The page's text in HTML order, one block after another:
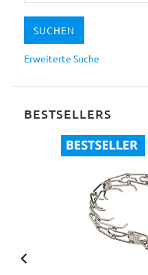
Erweiterte Suche
BESTSELLERS